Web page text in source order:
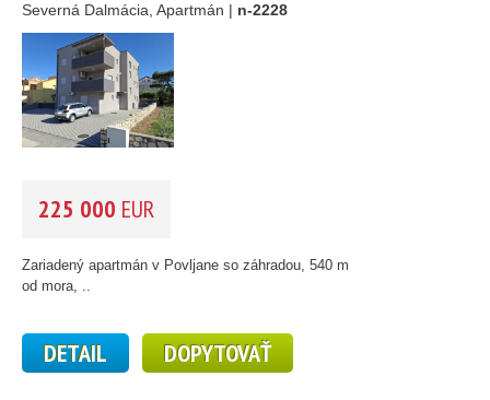
Severná Dalmácia, Apartmán | n-2228
225 000 EUR
Zariadený apartmán v Povljane so záhradou, 540 m
od mora, ..
DETAIL DOPYTOVAŤ